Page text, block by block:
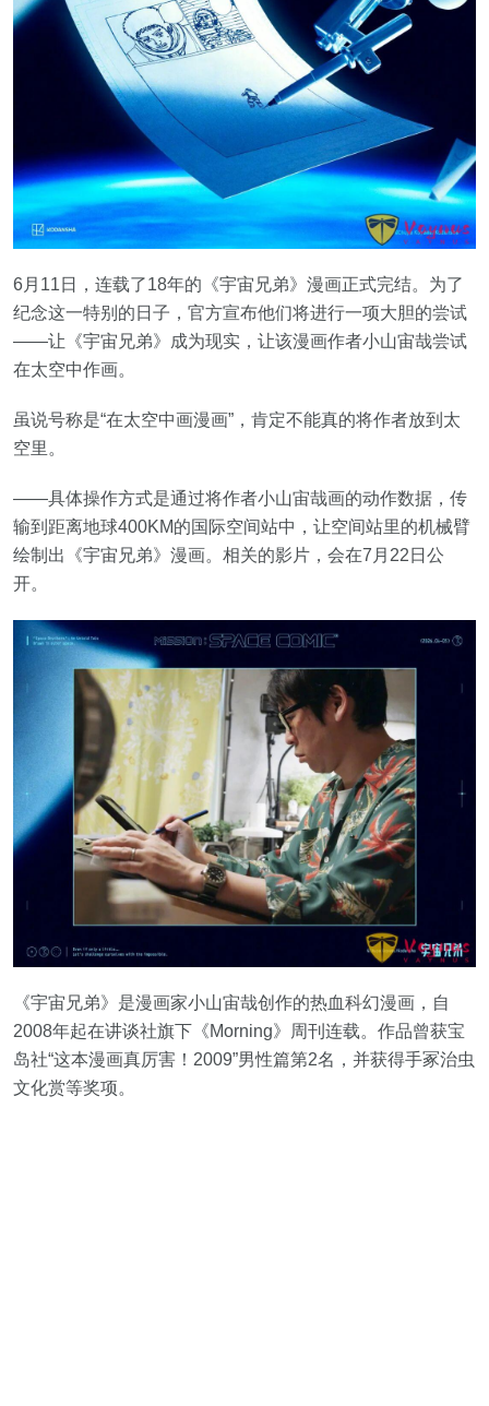
6月11日，连载了18年的《宇宙兄弟》漫画正式完结。为了
纪念这一特别的日子，官方宣布他们将进行一项大胆的尝试
——让《宇宙兄弟》成为现实，让该漫画作者小山宙哉尝试
在太空中作画。
虽说号称是“在太空中画漫画”，肯定不能真的将作者放到太
空里。
——具体操作方式是通过将作者小山宙哉画的动作数据，传
输到距离地球400KM的国际空间站中，让空间站里的机械臂
绘制出《宇宙兄弟》漫画。相关的影片，会在7月22日公
开。
《宇宙兄弟》是漫画家小山宙哉创作的热血科幻漫画，自
2008年起在讲谈社旗下《Morning》周刊连载。作品曾获宝
岛社“这本漫画真厉害！2009”男性篇第2名，并获得手冢治虫
文化赏等奖项。